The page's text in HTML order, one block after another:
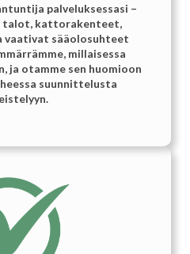
palveluksessasi –
talot, kattorakenteet,
vaativat sääolosuhteet
millaisessa
ja otamme sen huomioon
suunnittelusta